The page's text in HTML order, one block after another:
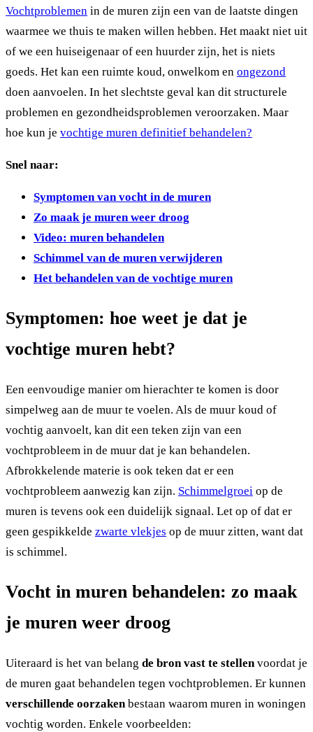
Vochtproblemen in de muren zijn een van de laatste dingen
waarmee we thuis te maken willen hebben. Het maakt niet uit
of we een huiseigenaar of een huurder zijn, het is niets
goeds. Het kan een ruimte koud, onwelkom en ongezond
doen aanvoelen. In het slechtste geval kan dit structurele
problemen en gezondheidsproblemen veroorzaken. Maar
hoe kun je vochtige muren definitief behandelen?
Snel naar:
Symptomen van vocht in de muren
Zo maak je muren weer droog
Video: muren behandelen
Schimmel van de muren verwijderen
Het behandelen van de vochtige muren
Symptomen: hoe weet je dat je
vochtige muren hebt?
Een eenvoudige manier om hierachter te komen is door
simpelweg aan de muur te voelen. Als de muur koud of
vochtig aanvoelt, kan dit een teken zijn van een
vochtprobleem in de muur dat je kan behandelen.
Afbrokkelende materie is ook teken dat er een
vochtprobleem aanwezig kan zijn. Schimmelgroei op de
muren is tevens ook een duidelijk signaal. Let op of dat er
geen gespikkelde zwarte vlekjes op de muur zitten, want dat
is schimmel.
Vocht in muren behandelen: zo maak
je muren weer droog
Uiteraard is het van belang de bron vast te stellenvoordat je
de muren gaat behandelen tegen vochtproblemen. Er kunnen
verschillende oorzakenbestaan waarom muren in woningen
vochtig worden. Enkele voorbeelden: